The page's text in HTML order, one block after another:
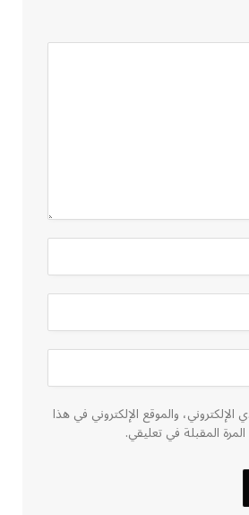
والموقع الإلكتروني في هذا
المقبلة في تعليقي.